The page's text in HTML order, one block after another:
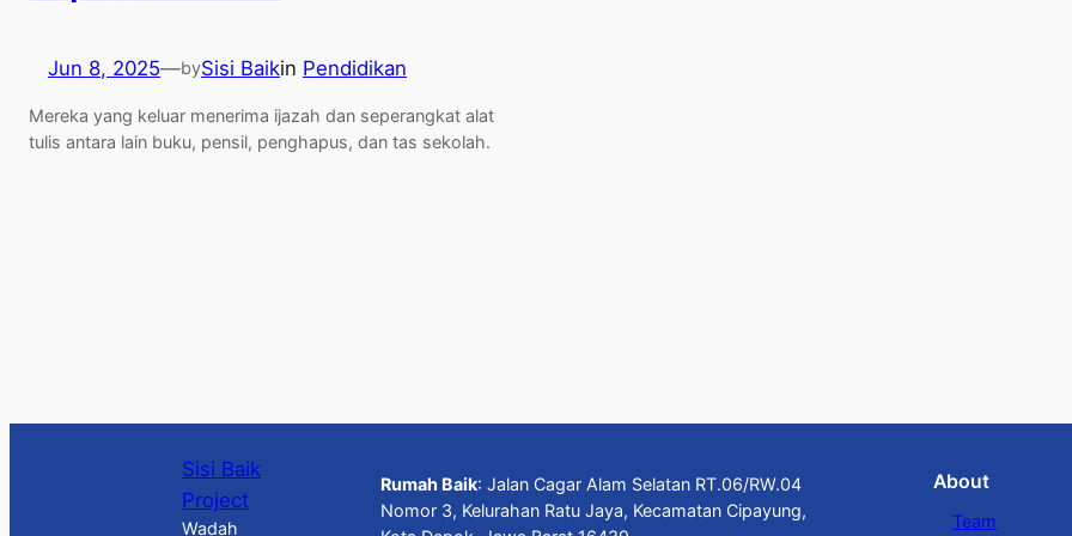
Jun 8, 2025—bySisi Baikin Pendidikan
Mereka yang keluar menerima ijazah dan seperangkat alat
tulis antara lain buku, pensil, penghapus, dan tas sekolah.
Sisi Baik
Project
Wadah
Rumah Baik: Jalan Cagar Alam Selatan RT.06/RW.04
Nomor 3, Kelurahan Ratu Jaya, Kecamatan Cipayung,
About
Team